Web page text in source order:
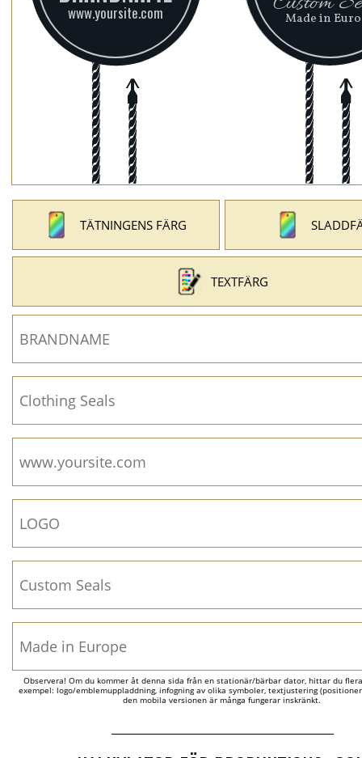
TÄTNINGENS FÄRG
TEXTFÄRG
Observera! Om du kommer åt denna sida från en stationär/bärbar dator, hittar du
exempel: logo/emblemuppladdning, infogning av olika symboler, textjustering
den mobila versionen är många fungerar inskränkt.